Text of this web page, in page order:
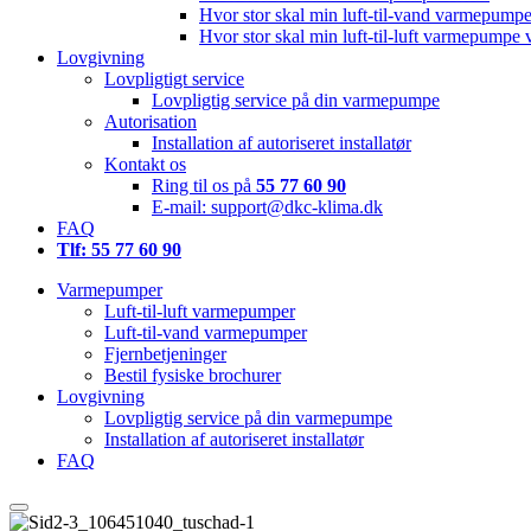
Hvor stor skal min luft-til-vand
Hvor stor skal min luft-til-luft varmepumpe
Lovgivning
Lovpligtigt service
Lovpligtig service på din varmepumpe
Autorisation
Installation af autoriseret installatør
Kontakt os
Ring til os på 55 77 60 90
E-mail: support@dkc-klima.dk
FAQ
Tlf: 55 77 60 90
Varmepumper
Luft-til-luft varmepumper
Luft-til-vand varmepumper
Fjernbetjeninger
Bestil fysiske brochurer
Lovgivning
Lovpligtig service på din varmepumpe
Installation af autoriseret installatør
FAQ